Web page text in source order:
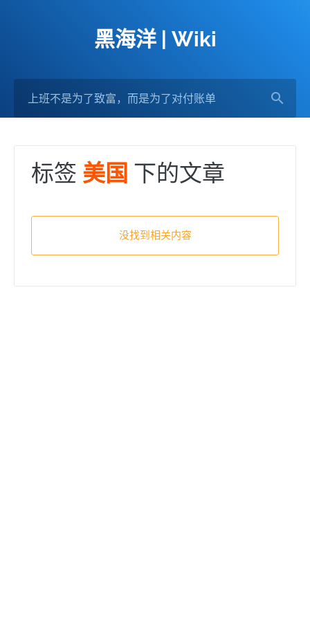
黑海洋 | Wiki
标签 美国 下的文章
没找到相关内容